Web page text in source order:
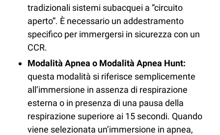
tradizionali sistemi subacquei a “circuito
aperto”. È necessario un addestramento
specifico per immergersi in sicurezza con un
CCR.
Modalità Apnea o Modalità Apnea Hunt:
questa modalità si riferisce semplicemente
all’immersione in assenza di respirazione
esterna o in presenza di una pausa della
respirazione superiore ai 15 secondi. Quando
viene selezionata un’immersione in apnea,